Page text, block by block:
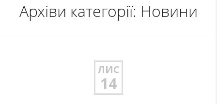
Архіви категорії: Новини
ЛИС
14